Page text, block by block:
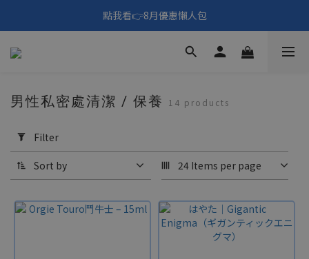
🎑《仲夏夜之淫夢》野獸先輩主題展！🙌點我看活動內容🙌
點我看👉8月優惠懶人包
填寫問券拿 69元折扣🧧
Filter
(0/20)
Range
(NT$)
男性私密處清潔 / 保養 14 products
Filter
Sort by 24 Items per page